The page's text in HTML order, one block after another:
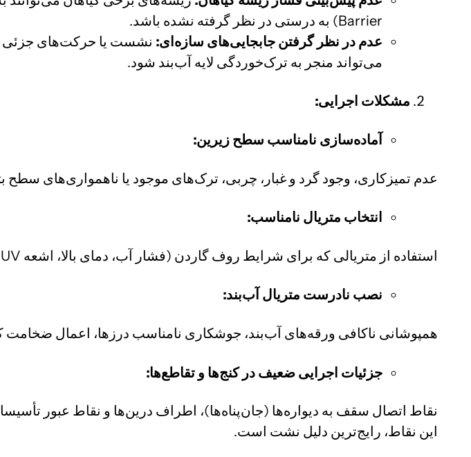
Barrier) به درستی در نظر گرفته نشده باشد.
عدم در نظر گرفتن جابجایی‌های سازه‌ای: نشست یا حرکت‌های جزئی
می‌تواند منجر به ترک‌خوردگی لایه آب‌بند شود.
مشکلات اجرایی:
آماده‌سازی نامناسب سطح زیرین:
عدم تمیزکاری، وجود گرد و غبار، چربی، ترک‌های موجود یا ناهمواری‌های سطح
انتخاب متریال نامناسب:
استفاده از متریالی که برای شرایط روف گاردن (فشار آب، دمای بالا، اشعه UV، رشد ریشه) مناسب نباشد، منجر به خرابی زودرس می‌شود.
نصب نادرست متریال آب‌بند:
همپوشانی ناکافی ورقه‌های آب‌بند، جوشکاری نامناسب درزها، اعمال ضخامت
جزئیات اجرایی ضعیف در کنج‌ها و تقاطع‌ها:
نقاط اتصال سقف به دیواره‌ها (جان‌پناه‌ها)، اطراف درین‌ها و نقاط عبور
این نقاط، رایج‌ترین دلیل نشت است.